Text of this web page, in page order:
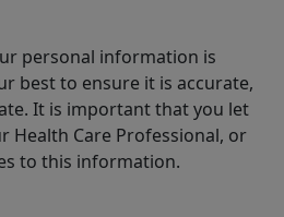
personal information is
best to ensure it is accurate,
It is important that you let
Health Care Professional, or
to this information.